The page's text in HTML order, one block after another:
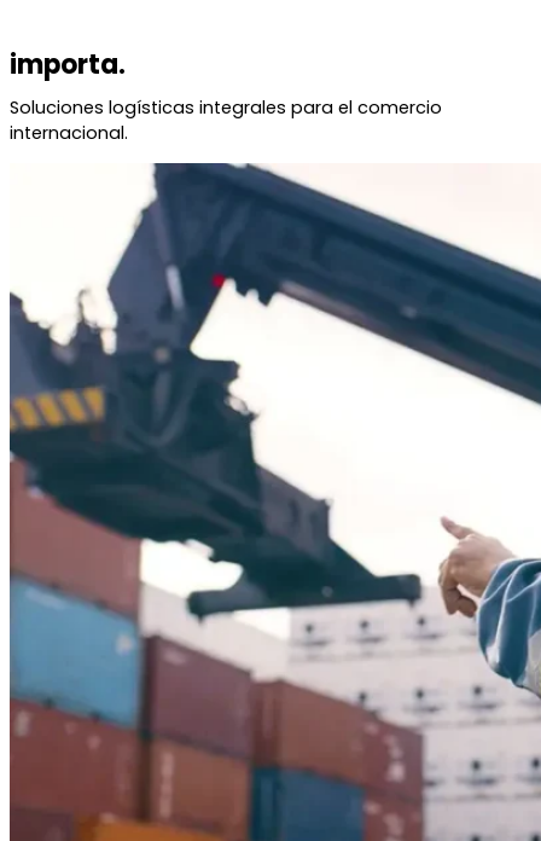
importa.
Soluciones logísticas integrales para el comercio
internacional.